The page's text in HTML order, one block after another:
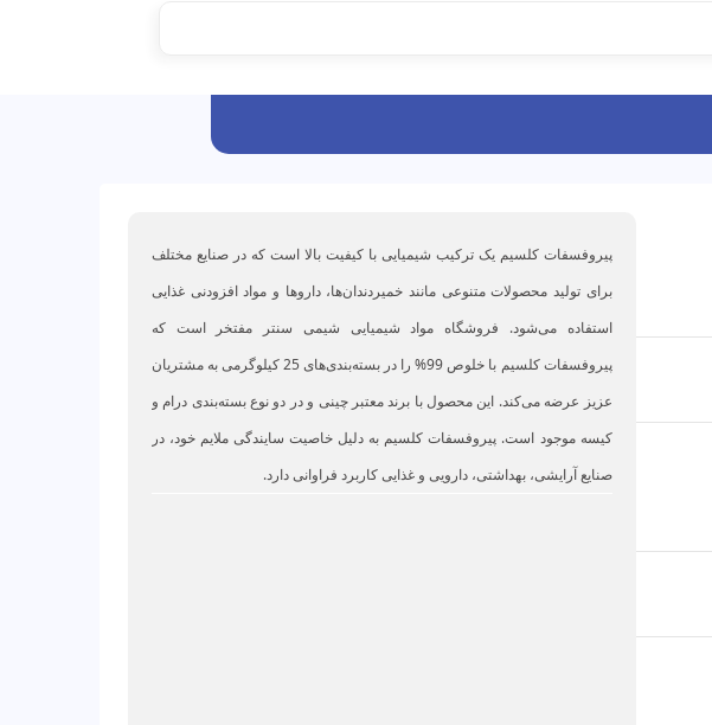
پیروفسفات کلسیم یک ترکیب شیمیایی با کیفیت بالا است که در صنایع مختلف
برای تولید محصولات متنوعی مانند خمیردندان‌ها، داروها و مواد افزودنی غذایی
استفاده می‌شود. فروشگاه مواد شیمیایی شیمی سنتر مفتخر است که
پیروفسفات کلسیم با خلوص 99% را در بسته‌بندی‌های 25 کیلوگرمی به مشتریان
عزیز عرضه می‌کند. این محصول با برند معتبر چینی و در دو نوع بسته‌بندی درام و
کیسه موجود است. پیروفسفات کلسیم به دلیل خاصیت سایندگی ملایم خود، در
صنایع آرایشی، بهداشتی، دارویی و غذایی کاربرد فراوانی دارد.